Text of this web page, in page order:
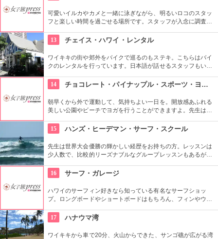
可愛いイルカやカメと一緒に泳ぎながら、明るいロコのスタッ
フと楽しい時間を過ごせる場所です。スタッフが入念に調査す
やフラなどの“授業”もあります。“卒業”時の達成感は一緒の思い
出になりそうですね。
13 チェイス・ハワイ・レンタル
ワイキキの街や郊外をバイクで巡るのもステキ。こちらはバイ
クのレンタルを行っています。日本語が話せるスタッフもいる
のレンタルでも有名ですよ。
14 チョコレート・パイナップル・スポーツ・ヨガ・スタジオ
朝早くから外で運動して、気持ちよい一日を。開放感あふれる
美しい公園やビーチでヨガを行うことができますよ。先生は日
芝生エリアで無料のヨガレッスンも行っているので、初心者は
コチラもぜひ。
15 ハンズ・ヒーデマン・サーフ・スクール
先生は世界大会優勝の輝かしい経歴をお持ちの方。レッスンは
少人数で、比較的リーズナブルなグループレッスンもあるが、
心者の方も基本動作からきちんと学んで、いざ海へ！
16 サーフ・ガレージ
ハワイのサーフィン好きなら知っている有名なサーフショッ
プ。ロングボードやショートボードはもちろん、フィンやウェ
や保管も行っています。
17 ハナウマ湾
ワイキキから車で20分、火山からできた、サンゴ礁が広がる湾